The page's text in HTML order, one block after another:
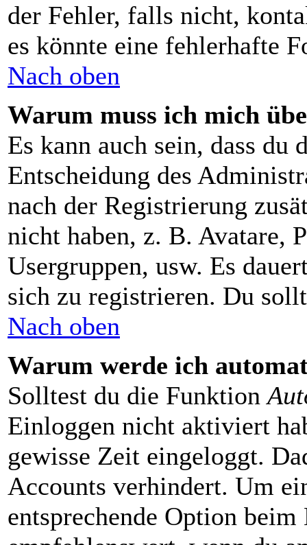
der Fehler, falls nicht,
es könnte eine fehlerhafte
Nach oben
Warum muss ich mich
Es kann auch sein, dass du
Entscheidung des
nach der Registrierung
nicht haben, z. B. Avatare,
Usergruppen, usw. Es
sich zu registrieren. Du
Nach oben
Warum werde ich
Solltest du die Funktion
Einloggen nicht aktiviert
gewisse Zeit eingeloggt.
Accounts verhindert. Um
entsprechende Option